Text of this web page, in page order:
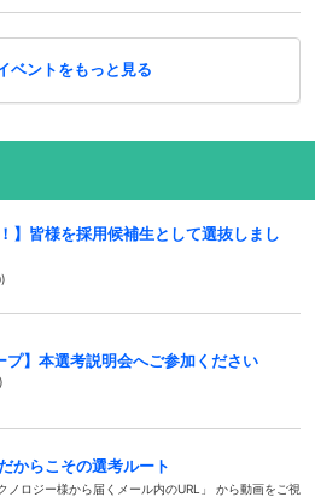
ベントをもっと見る
】皆様を採用候補生として選抜しまし
プ】本選考説明会へご参加ください
からこその選考ルート
ノロジー様から届くメール内のURL」 から動画をご視